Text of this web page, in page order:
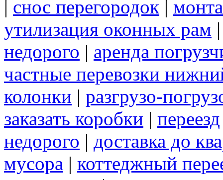
| снос перегородок |
утилизация оконных рам
недорого | аренда
частные перевозки
колонки | разгрузо-
заказать коробки | переезд
недорого | доставка до
мусора | коттеджный